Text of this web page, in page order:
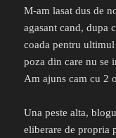
M-am lasat dus de
agasant cand, dupa
coada pentru
poza din care nu se
Am ajuns cam cu 2
Una peste alta,
eliberare de propria